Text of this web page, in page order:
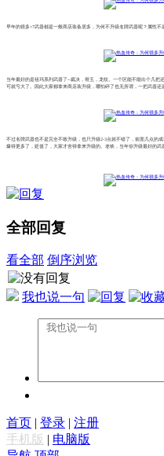
早年的很多+7武器都是一般商店装备居多，为何不升级名牌武器呢？属性不
当年最好的是祖玛系列武器了--裁决，骨玉，龙纹。一个区能不能出个几把
可就亏大了。因此大家都拿来商店装升级，哪怕碎了也无所谓，一把武器还
不过名牌武器也不是完全不敢升级，也只升级2-3点就不错了，前面几点的
爆得更多了，贬值了，大家才舍得拿来升级的。老铁，当年你升级最好的武
全部回复
看全部 倒序浏览
我也说一句
首页 | 登录 | 注册
手机版 | 电脑版